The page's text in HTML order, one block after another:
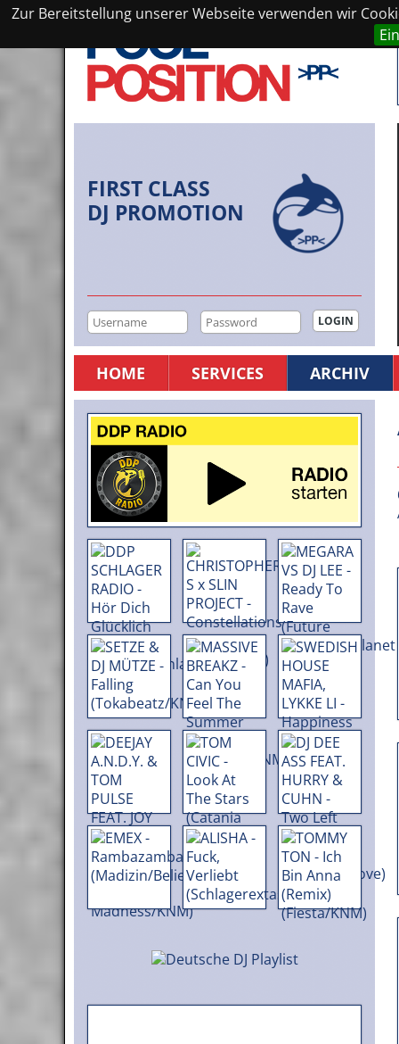
Zur Bereitstellung unserer Webseite verwenden wir
FIRST CLASS
DJ PROMOTION
HOME SERVICES ARCHIV